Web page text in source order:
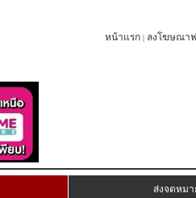
หน้าแรก | ลงโฆษณา
ส่งจดหม